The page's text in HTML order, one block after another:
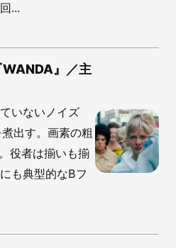
...
WANDA』／主
いないノイズ
出す。画素の粗
役者は揃いも揃
も典型的なBフ